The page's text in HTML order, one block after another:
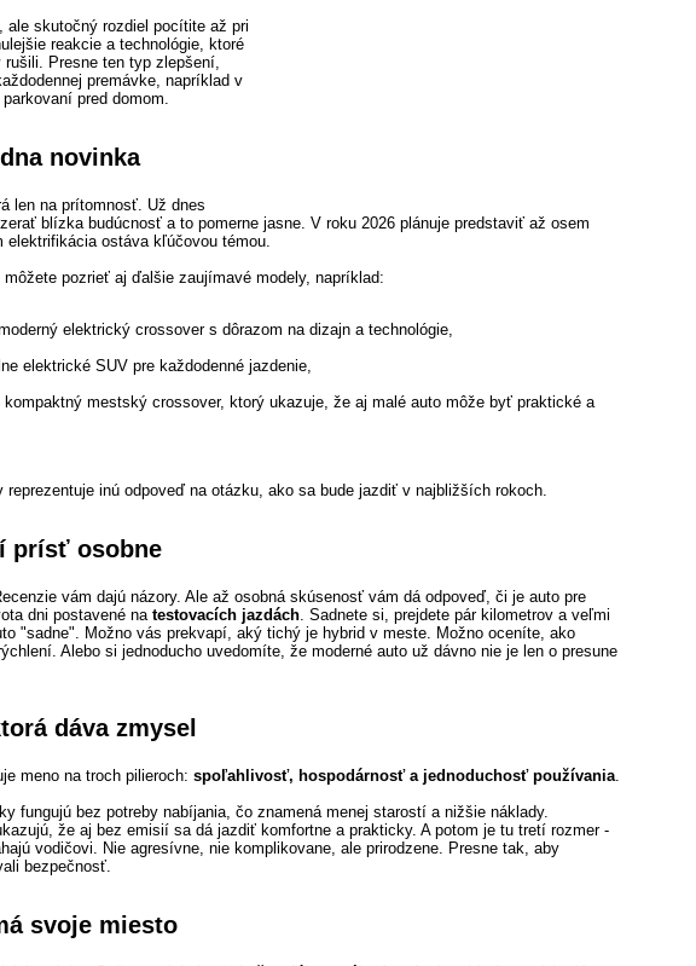
ale skutočný rozdiel pocítite až pri
reakcie a technológie, ktoré
Presne ten typ zlepšení,
premávke, napríklad v
pred domom.
novinka
len na prítomnosť. Už dnes
blízka budúcnosť a to pomerne jasne. V roku 2026 plánuje predstaviť až osem
elektrifikácia ostáva kľúčovou témou.
pozrieť aj ďalšie zaujímavé modely, napríklad:
elektrický crossover s dôrazom na dizajn a technológie,
elektrické SUV pre každodenné jazdenie,
kompaktný mestský crossover, ktorý ukazuje, že aj malé auto môže byť praktické a
reprezentuje inú odpoveď na otázku, ako sa bude jazdiť v najbližších rokoch.
prísť osobne
vám dajú názory. Ale až osobná skúsenosť vám dá odpoveď, či je auto pre
dni postavené na testovacích jazdách. Sadnete si, prejdete pár kilometrov a veľmi
"sadne". Možno vás prekvapí, aký tichý je hybrid v meste. Možno oceníte, ako
Alebo si jednoducho uvedomíte, že moderné auto už dávno nie je len o presune
dáva zmysel
meno na troch pilieroch: spoľahlivosť, hospodárnosť a jednoduchosť používania.
fungujú bez potreby nabíjania, čo znamená menej starostí a nižšie náklady.
že aj bez emisií sa dá jazdiť komfortne a prakticky. A potom je tu tretí rozmer -
vodičovi. Nie agresívne, nie komplikovane, ale prirodzene. Presne tak, aby
bezpečnosť.
svoje miesto